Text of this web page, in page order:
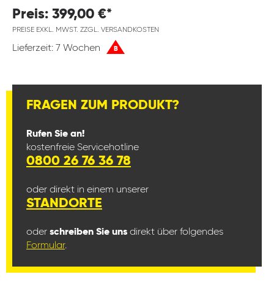
Preis: 399,00 €*
PREISE EXKL. MWST. ZZGL. VERSANDKOSTEN
Lieferzeit: 7 Wochen B
FRAGEN ZUM PRODUKT?
Rufen Sie an!
kostenfreie Servicehotline
0800 26 76 36 78
oder direkt in einem unserer
STANDORTE
oder schreiben Sie uns direkt über folgendes
Formular.